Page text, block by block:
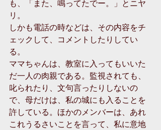
も、「また、鳴ってたでー。」とニヤ
リ。
しかも電話の時などは、その内容をチ
ェックして、コメントしたりしてい
る。
ママちゃんは、教室に入ってもいいた
だ一人の肉親である。監視されても、
叱られたり、文句言ったりしないの
で、母だけは、私の城にも入ることを
許している。ほかのメンバーは、あれ
これうるさいことを言って、私に意地